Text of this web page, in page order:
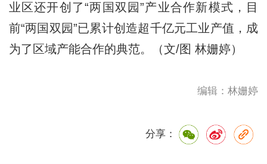
业区还开创了“两国双园”产业合作新模式，目
前“两国双园”已累计创造超千亿元工业产值，成
为了区域产能合作的典范。（文/图 林姗婷）
编辑：林姗婷
分享：